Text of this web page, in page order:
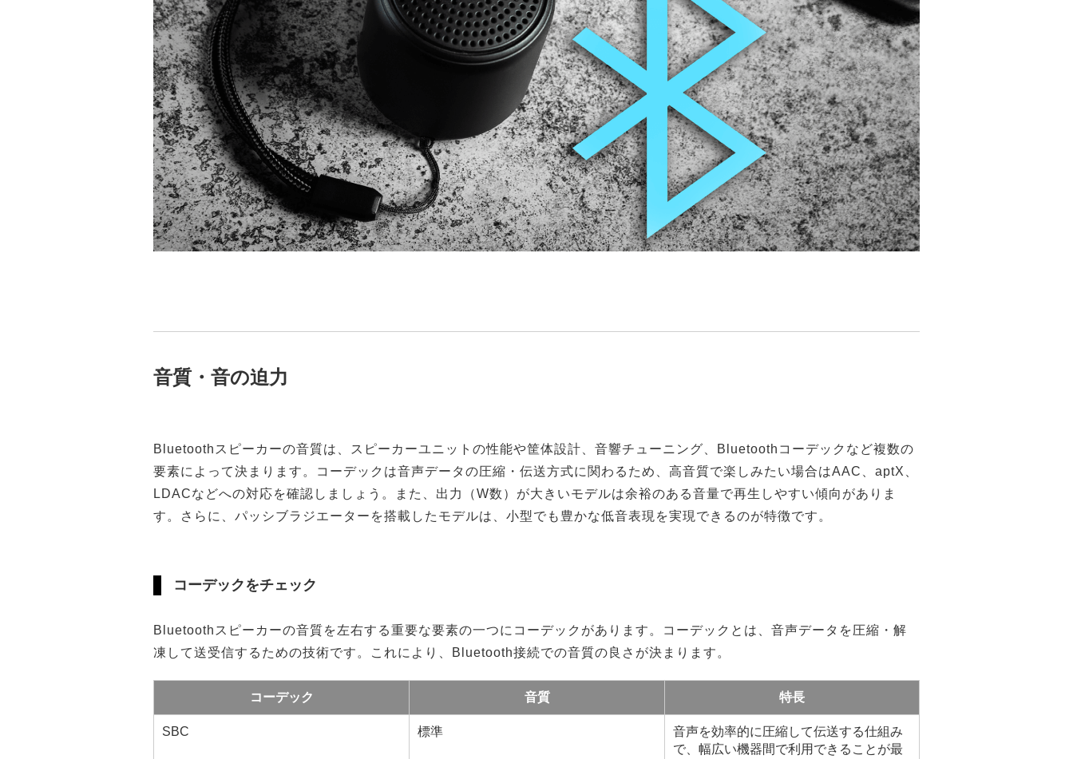
音質・音の迫力
Bluetoothスピーカーの音質は、スピーカーユニットの性能や筐体設計、音響チューニング、Bluetoothコーデックなど複数の
要素によって決まります。コーデックは音声データの圧縮・伝送方式に関わるため、高音質で楽しみたい場合はAAC、aptX、
LDACなどへの対応を確認しましょう。また、出力（W数）が大きいモデルは余裕のある音量で再生しやすい傾向がありま
す。さらに、パッシブラジエーターを搭載したモデルは、小型でも豊かな低音表現を実現できるのが特徴です。
コーデックをチェック
Bluetoothスピーカーの音質を左右する重要な要素の一つにコーデックがあります。コーデックとは、音声データを圧縮・解
凍して送受信するための技術です。これにより、Bluetooth接続での音質の良さが決まります。
コーデック 音質 特長
SBC 標準
音声を効率的に圧縮して伝送する仕組み
で、幅広い機器間で利用できることが最